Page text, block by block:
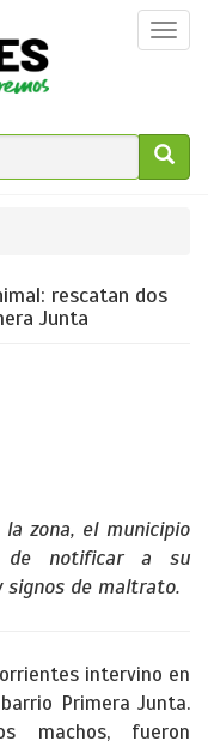
rescatan dos
Junta
zona, el municipio
de notificar a su
signos de maltrato.
intervino en
Primera Junta.
machos, fueron